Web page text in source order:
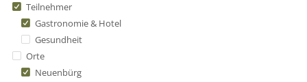
Teilnehmer
Gastronomie & Hotel
Gesundheit
Orte
Neuenbürg